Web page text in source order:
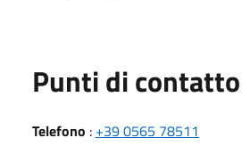
Punti di contatto
Telefono : +39 0565 78511